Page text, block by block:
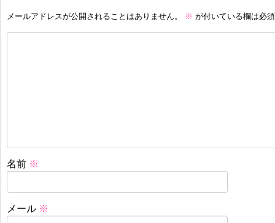
メールアドレスが公開されることはありません。 ※ が付いている欄は必
名前 ※
メール ※